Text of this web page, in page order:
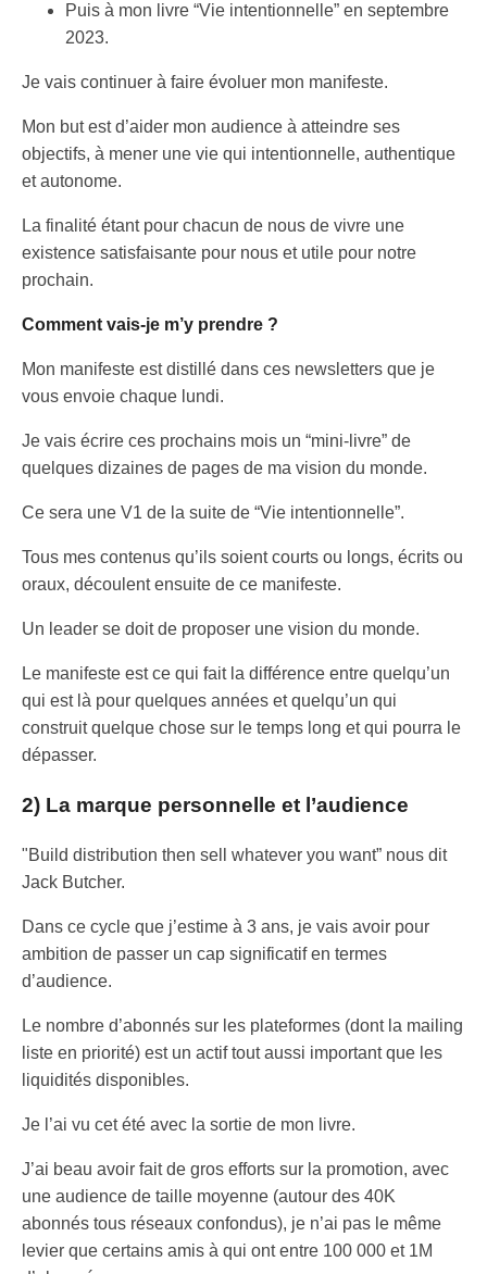
Puis à mon livre “Vie intentionnelle” en septembre
2023.
Je vais continuer à faire évoluer mon manifeste.
Mon but est d’aider mon audience à atteindre ses
objectifs, à mener une vie qui intentionnelle, authentique
et autonome.
La finalité étant pour chacun de nous de vivre une
existence satisfaisante pour nous et utile pour notre
prochain.
Comment vais-je m’y prendre ?
Mon manifeste est distillé dans ces newsletters que je
vous envoie chaque lundi.
Je vais écrire ces prochains mois un “mini-livre” de
quelques dizaines de pages de ma vision du monde.
Ce sera une V1 de la suite de “Vie intentionnelle”.
Tous mes contenus qu’ils soient courts ou longs, écrits ou
oraux, découlent ensuite de ce manifeste.
Un leader se doit de proposer une vision du monde.
Le manifeste est ce qui fait la différence entre quelqu’un
qui est là pour quelques années et quelqu’un qui
construit quelque chose sur le temps long et qui pourra le
dépasser.
2) La marque personnelle et l’audience
"Build distribution then sell whatever you want” nous dit
Jack Butcher.
Dans ce cycle que j’estime à 3 ans, je vais avoir pour
ambition de passer un cap significatif en termes
d’audience.
Le nombre d’abonnés sur les plateformes (dont la mailing
liste en priorité) est un actif tout aussi important que les
liquidités disponibles.
Je l’ai vu cet été avec la sortie de mon livre.
J’ai beau avoir fait de gros efforts sur la promotion, avec
une audience de taille moyenne (autour des 40K
abonnés tous réseaux confondus), je n’ai pas le même
levier que certains amis à qui ont entre 100 000 et 1M